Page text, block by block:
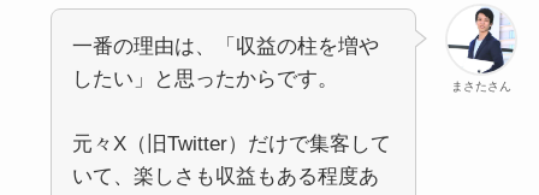
まさたさん
一番の理由は、「収益の柱を増や
したい」と思ったからです。
元々X（旧Twitter）だけで集客して
いて、楽しさも収益もある程度あ